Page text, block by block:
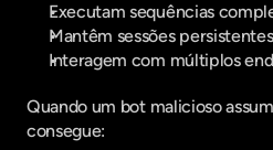
Executam sequências
Mantêm sessões persistentes
Interagem com múltiplos
Quando um bot malicioso
consegue: